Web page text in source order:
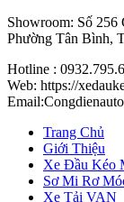
Showroom: Số
Phường Tân Bình,
Hotline :
Web: https://
Trang Chủ
Giới Thiệu
Xe Đầu Kéo
Sơ Mi Rơ
Xe Tải VAN